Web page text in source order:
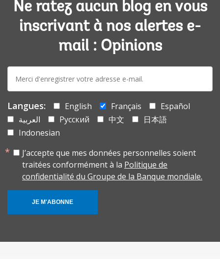
Ne ratez aucun blog en vous
inscrivant à nos alertes e-
mail : Opinions
mail:
Langues: English Français
Español
العربية
Русский 中文
日本語
Indonesian
J’accepte que mes données personnelles soient
traitées conformément à la Politique de
confidentialité du Groupe de la Banque mondiale.
JE M'ABONNE